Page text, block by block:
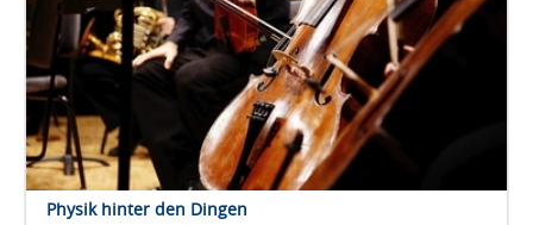
Physik hinter den Dingen